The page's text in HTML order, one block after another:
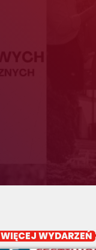
WIĘCEJ WYDARZEŃ